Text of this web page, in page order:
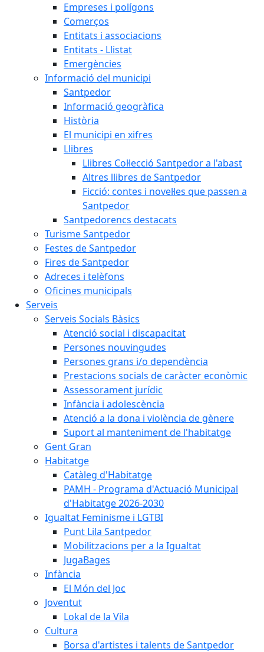
Empreses i polígons
Comerços
Entitats i associacions
Entitats - Llistat
Emergències
Informació del municipi
Santpedor
Informació geogràfica
Història
El municipi en xifres
Llibres
Llibres Col·lecció Santpedor a l'abast
Altres llibres de Santpedor
Ficció: contes i novel·les que passen a
Santpedor
Santpedorencs destacats
Turisme Santpedor
Festes de Santpedor
Fires de Santpedor
Adreces i telèfons
Oficines municipals
Serveis
Serveis Socials Bàsics
Atenció social i discapacitat
Persones nouvingudes
Persones grans i/o dependència
Prestacions socials de caràcter econòmic
Assessorament jurídic
Infància i adolescència
Atenció a la dona i violència de gènere
Suport al manteniment de l'habitatge
Gent Gran
Habitatge
Catàleg d'Habitatge
PAMH - Programa d'Actuació Municipal
d'Habitatge 2026-2030
Igualtat Feminisme i LGTBI
Punt Lila Santpedor
Mobilitzacions per a la Igualtat
JugaBages
Infància
El Món del Joc
Joventut
Lokal de la Vila
Cultura
Borsa d'artistes i talents de Santpedor